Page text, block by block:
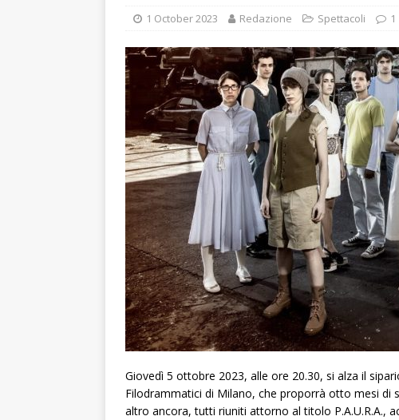
1 October 2023 Redazione Spettacoli 1
Giovedì 5 ottobre 2023, alle ore 20.30, si alza il
Filodrammatici di Milano, che proporrà otto mesi
altro ancora, tutti riuniti attorno al titolo P.A.U.R.A.,